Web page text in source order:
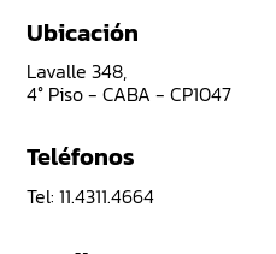
Ubicación
Lavalle 348,
4° Piso - CABA - CP1047
Teléfonos
Tel: 11.4311.4664